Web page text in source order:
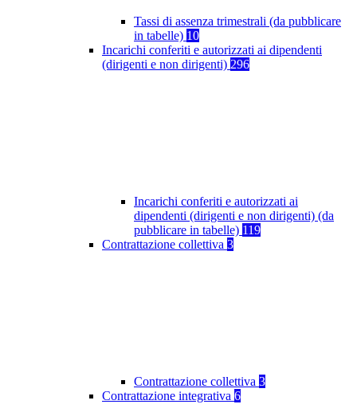
Tassi di assenza trimestrali (da pubblicare
in tabelle) 10
Incarichi conferiti e autorizzati ai dipendenti
(dirigenti e non dirigenti) 296
Incarichi conferiti e autorizzati ai
dipendenti (dirigenti e non dirigenti) (da
pubblicare in tabelle) 119
Contrattazione collettiva 3
Contrattazione collettiva 3
Contrattazione integrativa 6